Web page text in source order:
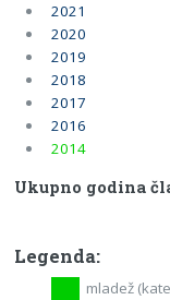
2021
2020
2019
2018
2017
2016
2014
Ukupno godina
Legenda:
mladež